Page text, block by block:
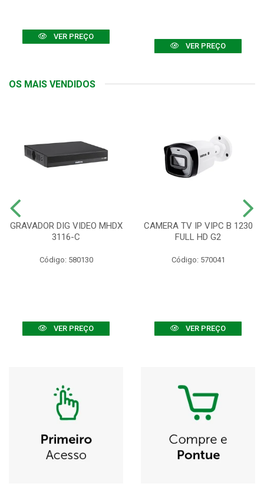
VER PREÇO
VER PREÇO
OS MAIS VENDIDOS
GRAVADOR DIG VIDEO MHDX
3116-C
Código: 580130
VER PREÇO
CAMERA TV IP VIPC B 1230
FULL HD G2
Código: 570041
VER PREÇO